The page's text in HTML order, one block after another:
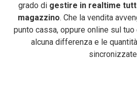
grado di gestire in realtime
magazzino. Che la vendita
punto cassa, oppure online sul
alcuna differenza e le